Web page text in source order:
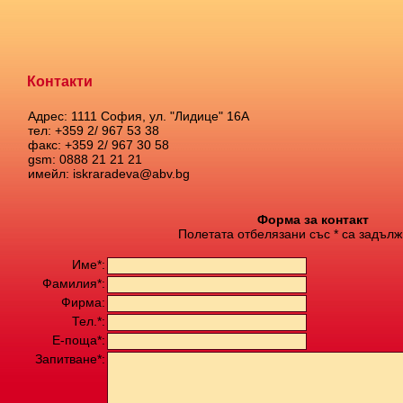
Контакти
Адрес: 1111 София, ул. "Лидице" 16А
тел: +359 2/ 967 53 38
факс: +359 2/ 967 30 58
gsm: 0888 21 21 21
имейл: iskraradeva@abv.bg
Форма за контакт
Полетата отбелязани със * са
Име*:
Фамилия*:
Фирма:
Тел.*:
Е-поща*:
Запитване*: